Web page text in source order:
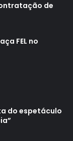
de
FEL no
do espetáculo